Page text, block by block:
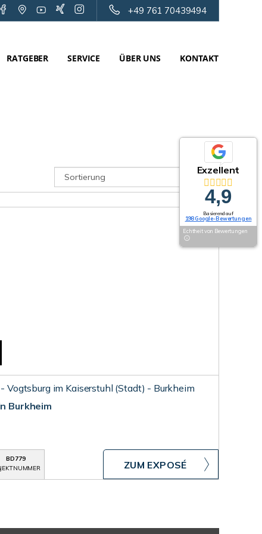
+49 761 70439494
RATGEBER SERVICE ÜBER UNS KONTAKT
Vogtsburg im Kaiserstuhl (Stadt) - Burkheim
Burkheim
BD779
ZUM EXPOSÉ
Exzellent
4,9
Basierend auf
198 Google-Bewertungen
Echtheit von Bewertungen